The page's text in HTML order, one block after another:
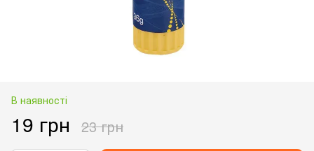
В наявності
19 грн 23 грн